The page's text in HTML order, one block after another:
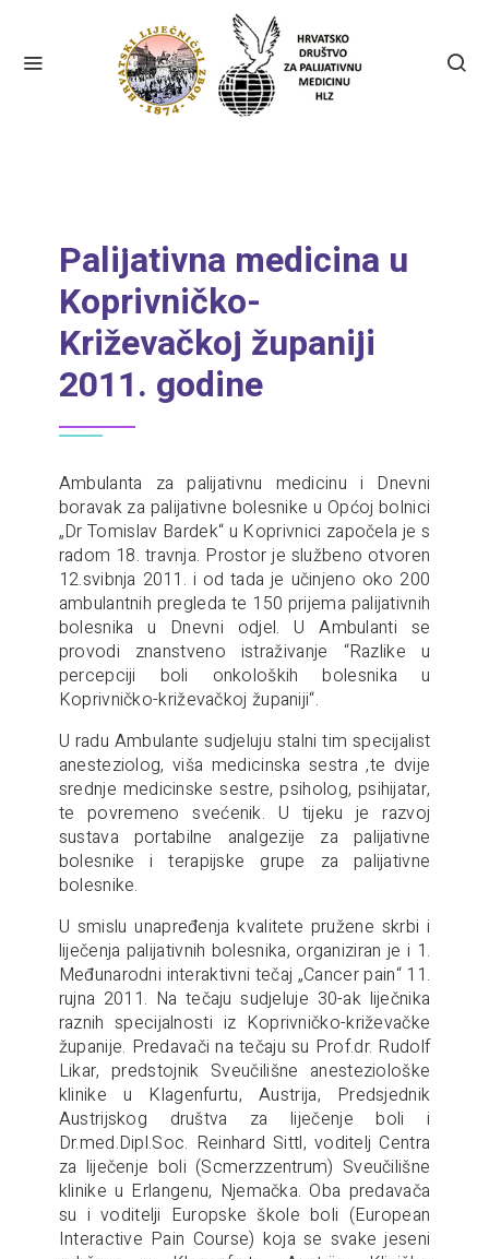
Palijativna medicina u
Koprivničko-
Križevačkoj županiji
2011. godine
Ambulanta za palijativnu medicinu i Dnevni
boravak za palijativne bolesnike u Općoj bolnici
„Dr Tomislav Bardek“ u Koprivnici započela je s
radom 18. travnja. Prostor je službeno otvoren
12.svibnja 2011. i od tada je učinjeno oko 200
ambulantnih pregleda te 150 prijema palijativnih
bolesnika u Dnevni odjel. U Ambulanti se
provodi znanstveno istraživanje “Razlike u
percepciji boli onkoloških bolesnika u
Koprivničko-križevačkoj županiji“.
U radu Ambulante sudjeluju stalni tim specijalist
anesteziolog, viša medicinska sestra ,te dvije
srednje medicinske sestre, psiholog, psihijatar,
te povremeno svećenik. U tijeku je razvoj
sustava portabilne analgezije za palijativne
bolesnike i terapijske grupe za palijativne
bolesnike.
U smislu unapređenja kvalitete pružene skrbi i
liječenja palijativnih bolesnika, organiziran je i 1.
Međunarodni interaktivni tečaj „Cancer pain“ 11.
rujna 2011. Na tečaju sudjeluje 30-ak liječnika
raznih specijalnosti iz Koprivničko-križevačke
županije. Predavači na tečaju su Prof.dr. Rudolf
Likar, predstojnik Sveučilišne anesteziološke
klinike u Klagenfurtu, Austrija, Predsjednik
Austrijskog društva za liječenje boli i
Dr.med.Dipl.Soc. Reinhard Sittl, voditelj Centra
za liječenje boli (Scmerzzentrum) Sveučilišne
klinike u Erlangenu, Njemačka. Oba predavača
su i voditelji Europske škole boli (European
Interactive Pain Course) koja se svake jeseni